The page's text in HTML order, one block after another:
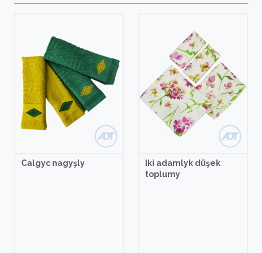
Calgyc nagyşly
Iki adamlyk düşek
toplumy